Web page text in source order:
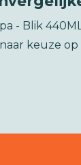
- Blik
keuze